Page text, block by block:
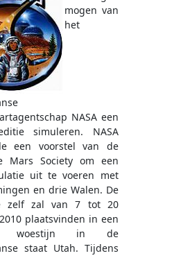
mogen van
het
NASA een
simuleren. NASA
een voorstel van de
Mars Society om een
uit te voeren met
en drie Walen. De
zelf zal van 7 tot 20
plaatsvinden in een
woestijn in de
staat Utah. Tijdens